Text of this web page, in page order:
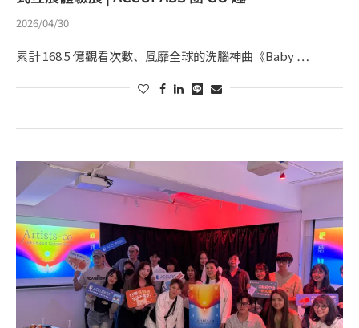
2026/04/30
累計 168.5 億觀看次數、風靡全球的洗腦神曲《Baby …